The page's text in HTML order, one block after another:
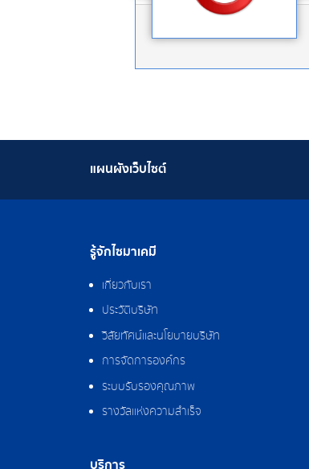
แผนผังเว็บไซต์
รู้จักไซมาเคมี
เกี่ยวกับเรา
ประวัติบริษัท
วิสัยทัศน์และนโยบายบริษัท
การจัดการองค์กร
ระบบรับรองคุณภาพ
รางวัลแห่งความสำเร็จ